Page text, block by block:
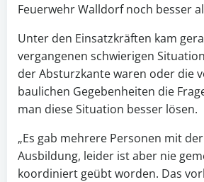
Feuerwehr Walldorf noch besser
Unter den Einsatzkräften kam
vergangenen schwierigen
der Absturzkante waren oder die
baulichen Gegebenheiten die
man diese Situation besser lösen.
„Es gab mehrere Personen mit
Ausbildung, leider ist aber nie
koordiniert geübt worden. Das